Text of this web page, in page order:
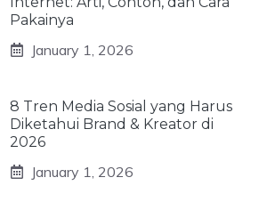
Pakainya
January 1, 2026
8 Tren Media Sosial yang Harus
Diketahui Brand & Kreator di
2026
January 1, 2026